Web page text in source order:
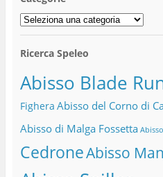
Categorie
Ricerca Speleo
Abisso Blade
Fighera Abisso del Corno di
Abisso di Malga Fossetta
CedroneAbisso